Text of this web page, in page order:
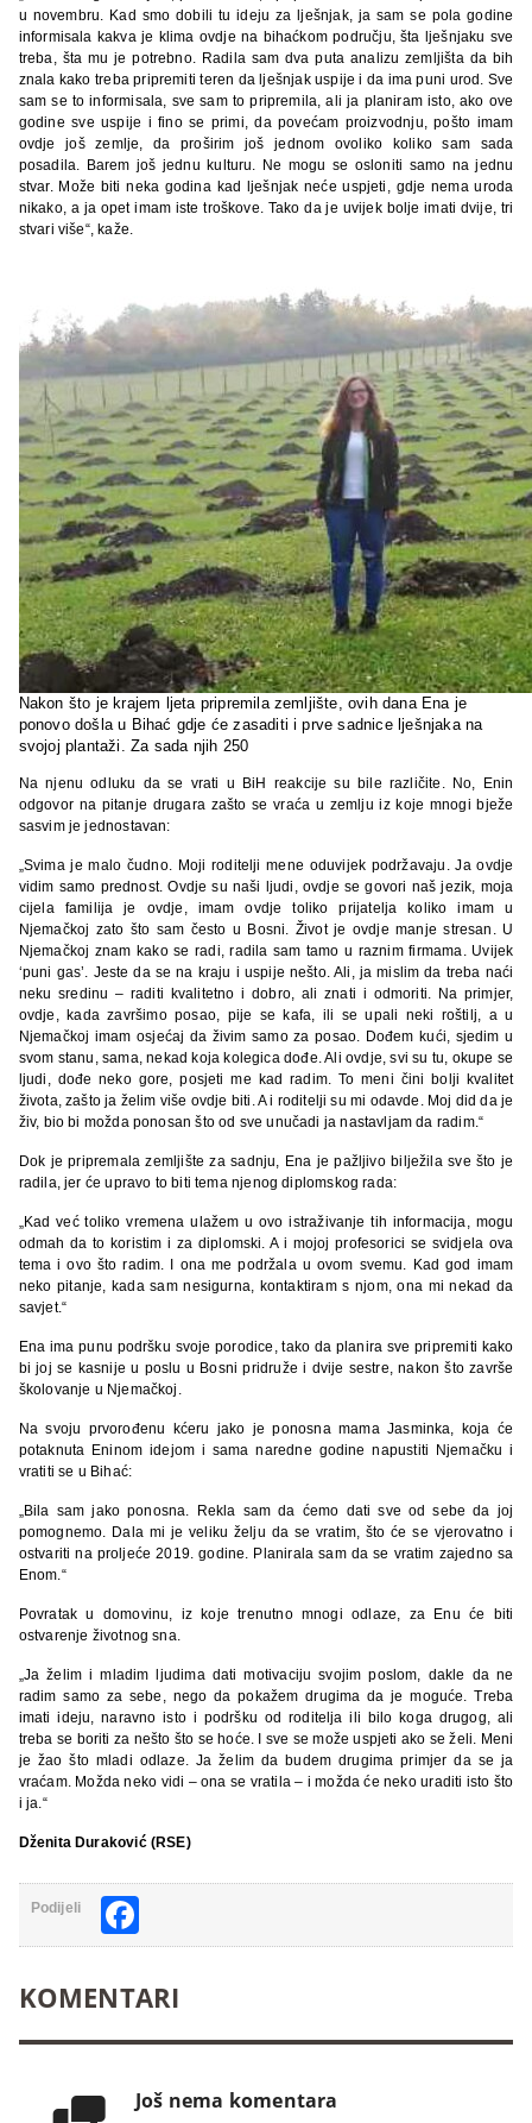
u novembru. Kad smo dobili tu ideju za lješnjak, ja sam se pola godine
informisala kakva je klima ovdje na bihaćkom području, šta lješnjaku sve
treba, šta mu je potrebno. Radila sam dva puta analizu zemljišta da bih
znala kako treba pripremiti teren da lješnjak uspije i da ima puni urod. Sve
sam se to informisala, sve sam to pripremila, ali ja planiram isto, ako ove
godine sve uspije i fino se primi, da povećam proizvodnju, pošto imam
ovdje još zemlje, da proširim još jednom ovoliko koliko sam sada
posadila. Barem još jednu kulturu. Ne mogu se osloniti samo na jednu
stvar. Može biti neka godina kad lješnjak neće uspjeti, gdje nema uroda
nikako, a ja opet imam iste troškove. Tako da je uvijek bolje imati dvije, tri
stvari više“, kaže.
Nakon što je krajem ljeta pripremila zemljište, ovih dana Ena je
ponovo došla u Bihać gdje će zasaditi i prve sadnice lješnjaka na
svojoj plantaži. Za sada njih 250
Na njenu odluku da se vrati u BiH reakcije su bile različite. No, Enin
odgovor na pitanje drugara zašto se vraća u zemlju iz koje mnogi bježe
sasvim je jednostavan:
„Svima je malo čudno. Moji roditelji mene oduvijek podržavaju. Ja ovdje
vidim samo prednost. Ovdje su naši ljudi, ovdje se govori naš jezik, moja
cijela familija je ovdje, imam ovdje toliko prijatelja koliko imam u
Njemačkoj zato što sam često u Bosni. Život je ovdje manje stresan. U
Njemačkoj znam kako se radi, radila sam tamo u raznim firmama. Uvijek
‘puni gas’. Jeste da se na kraju i uspije nešto. Ali, ja mislim da treba naći
neku sredinu – raditi kvalitetno i dobro, ali znati i odmoriti. Na primjer,
ovdje, kada završimo posao, pije se kafa, ili se upali neki roštilj, a u
Njemačkoj imam osjećaj da živim samo za posao. Dođem kući, sjedim u
svom stanu, sama, nekad koja kolegica dođe. Ali ovdje, svi su tu, okupe se
ljudi, dođe neko gore, posjeti me kad radim. To meni čini bolji kvalitet
života, zašto ja želim više ovdje biti. A i roditelji su mi odavde. Moj did da je
živ, bio bi možda ponosan što od sve unučadi ja nastavljam da radim.“
Dok je pripremala zemljište za sadnju, Ena je pažljivo bilježila sve što je
radila, jer će upravo to biti tema njenog diplomskog rada:
„Kad već toliko vremena ulažem u ovo istraživanje tih informacija, mogu
odmah da to koristim i za diplomski. A i mojoj profesorici se svidjela ova
tema i ovo što radim. I ona me podržala u ovom svemu. Kad god imam
neko pitanje, kada sam nesigurna, kontaktiram s njom, ona mi nekad da
savjet.“
Ena ima punu podršku svoje porodice, tako da planira sve pripremiti kako
bi joj se kasnije u poslu u Bosni pridruže i dvije sestre, nakon što završe
školovanje u Njemačkoj.
Na svoju prvorođenu kćeru jako je ponosna mama Jasminka, koja će
potaknuta Eninom idejom i sama naredne godine napustiti Njemačku i
vratiti se u Bihać:
„Bila sam jako ponosna. Rekla sam da ćemo dati sve od sebe da joj
pomognemo. Dala mi je veliku želju da se vratim, što će se vjerovatno i
ostvariti na proljeće 2019. godine. Planirala sam da se vratim zajedno sa
Enom.“
Povratak u domovinu, iz koje trenutno mnogi odlaze, za Enu će biti
ostvarenje životnog sna.
„Ja želim i mladim ljudima dati motivaciju svojim poslom, dakle da ne
radim samo za sebe, nego da pokažem drugima da je moguće. Treba
imati ideju, naravno isto i podršku od roditelja ili bilo koga drugog, ali
treba se boriti za nešto što se hoće. I sve se može uspjeti ako se želi. Meni
je žao što mladi odlaze. Ja želim da budem drugima primjer da se ja
vraćam. Možda neko vidi – ona se vratila – i možda će neko uraditi isto što
i ja.“
Dženita Duraković (RSE)
Podijeli
KOMENTARI
Još nema komentara